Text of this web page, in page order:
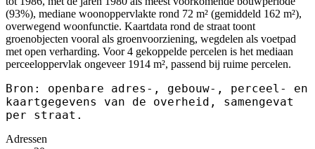
(93%), mediane woonoppervlakte rond 72 m² (gemiddeld 162 m²),
overwegend woonfunctie. Kaartdata rond de straat toont
groenobjecten vooral als groenvoorziening, wegdelen als voetpad
met open verharding. Voor 4 gekoppelde percelen is het mediaan
perceeloppervlak ongeveer 1914 m², passend bij ruime percelen.
Bron: openbare adres-, gebouw-, perceel- en
kaartgegevens van de overheid, samengevat
per straat.
Adressen